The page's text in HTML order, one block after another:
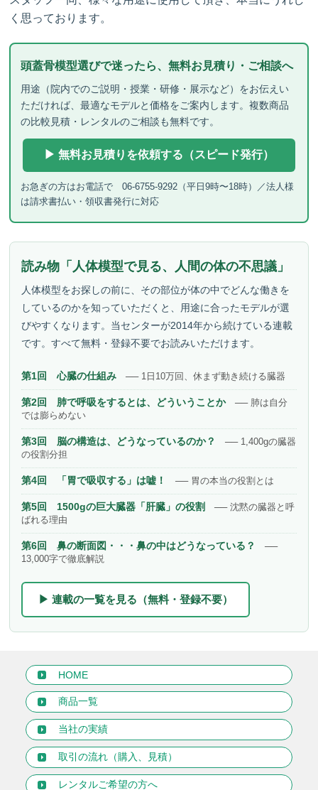
く思っております。
頭蓋骨模型選びで迷ったら、無料お見積り・ご相談へ
用途（院内でのご説明・授業・研修・展示など）をお伝えい
ただければ、最適なモデルと価格をご案内します。複数商品
の比較見積・レンタルのご相談も無料です。
▶ 無料お見積りを依頼する（スピード発行）
お急ぎの方はお電話で 06-6755-9292（平日9時〜18時）／法人様
は請求書払い・領収書発行に対応
読み物「人体模型で見る、人間の体の不思議」
人体模型をお探しの前に、その部位が体の中でどんな働きを
しているのかを知っていただくと、用途に合ったモデルが選
びやすくなります。当センターが2014年から続けている連載
です。すべて無料・登録不要でお読みいただけます。
第1回 心臓の仕組み ── 1日10万回、休まず動き続ける臓器
第2回 肺で呼吸をするとは、どういうことか── 肺は自分
では膨らめない
第3回 脳の構造は、どうなっているのか？
── 1,400gの臓器
の役割分担
第4回 「胃で吸収する」は嘘！ ── 胃の本当の役割とは
第5回 1500gの巨大臓器「肝臓」の役割
── 沈黙の臓器と呼
ばれる理由
第6回 鼻の断面図・・・鼻の中はどうなっている？
──
13,000字で徹底解説
▶ 連載の一覧を見る（無料・登録不要）
HOME
商品一覧
当社の実績
取引の流れ（購入、見積）
レンタルご希望の方へ